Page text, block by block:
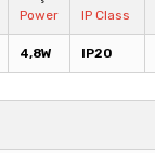
Power
IP Class
4,8W IP20